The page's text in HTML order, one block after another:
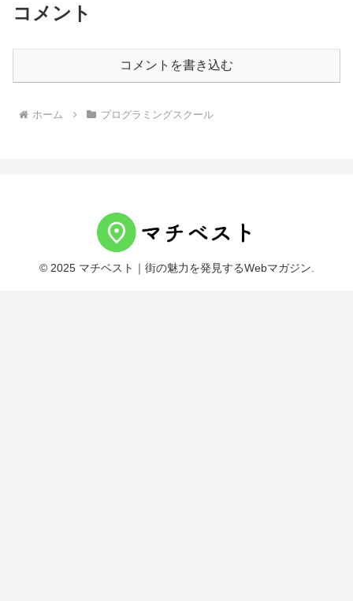
コメント
コメントを書き込む
ホーム プログラミングスクール
© 2025 マチベスト｜街の魅力を発見するWebマガジン.